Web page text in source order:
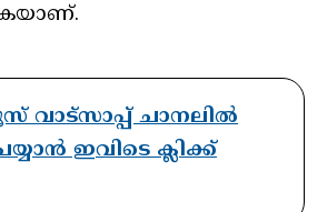
വാട്സാപ്പ് ചാനലിൽ
ഇവിടെ ക്ലിക്ക്